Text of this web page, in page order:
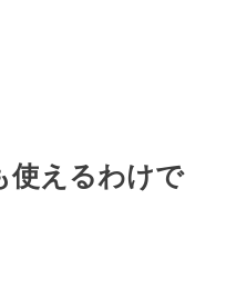
使えるわけで